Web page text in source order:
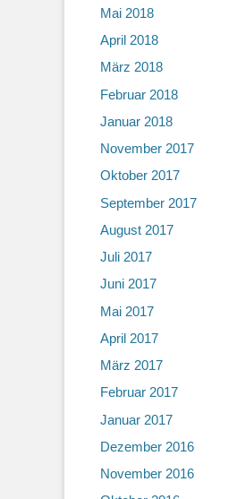
Mai 2018
April 2018
März 2018
Februar 2018
Januar 2018
November 2017
Oktober 2017
September 2017
August 2017
Juli 2017
Juni 2017
Mai 2017
April 2017
März 2017
Februar 2017
Januar 2017
Dezember 2016
November 2016